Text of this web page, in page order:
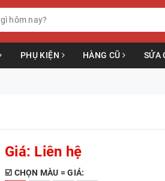
PHỤ KIỆN HÀNG CŨ SỬA
Giá: Liên hệ
☑️ CHỌN MÀU = GIÁ: